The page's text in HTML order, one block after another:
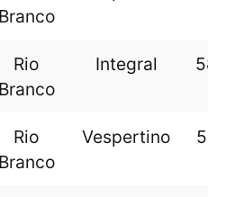
Branco
Rio
Branco
Integral
Rio
Branco
Vespertino